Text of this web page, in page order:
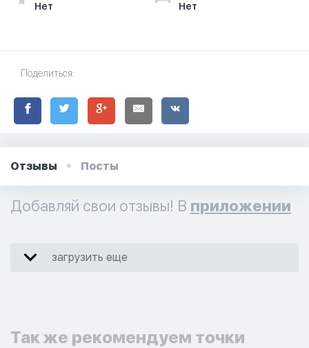
Нет
Нет
Поделиться:
Отзывы Посты
Добавляй свои отзывы! В приложении
загрузить еще
Так же рекомендуем точки